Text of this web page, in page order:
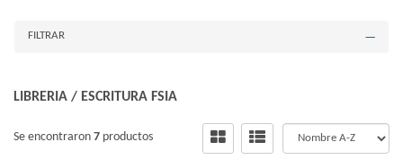
FILTRAR
LIBRERIA / ESCRITURA FSIA
Se encontraron 7 productos